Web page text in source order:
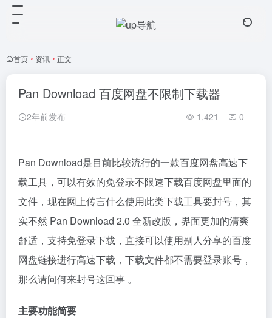
首页 • 资讯 • 正文
Pan Download 百度网盘不限制下载器
2年前发布 1,421 0
Pan Download是目前比较流行的一款百度网盘高速下
载工具，可以有效的免登录不限速下载百度网盘里面的
文件，现在网上传言什么使用此类下载工具要封号，其
实不然 Pan Download 2.0 全新改版，界面更加的清爽
舒适，支持免登录下载，直接可以使用别人分享的百度
网盘链接进行高速下载，下载文件都不需要登录账号，
那么请问何来封号这回事 。
主要功能简要